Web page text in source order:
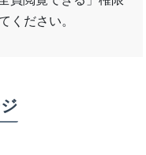
ください。